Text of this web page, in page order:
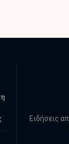
Ειδήσεις